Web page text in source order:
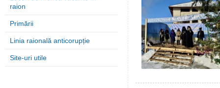
raion
Primării
Linia raională anticorupție
Site-uri utile